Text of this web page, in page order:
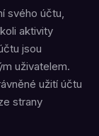
svého účtu,
aktivity
jsou
uživatelem.
užití účtu
strany